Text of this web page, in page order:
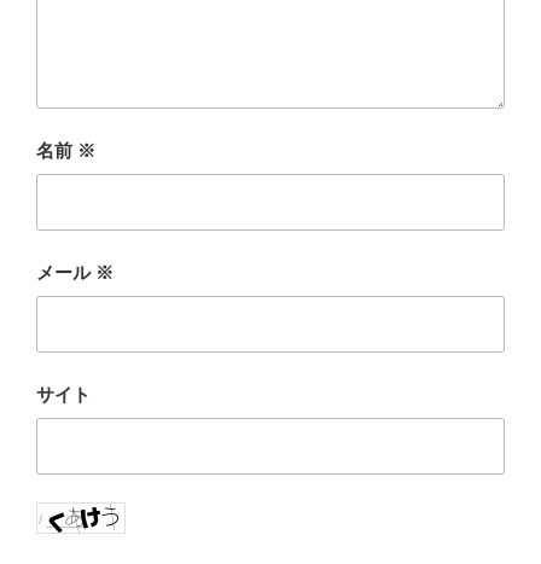
名前 ※
メール ※
サイト